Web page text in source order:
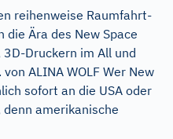
reihenweise Raumfahrt-
Ära des New Space
Druckern im All und
ALINA WOLF Wer New
sofort an die USA oder
amerikanische